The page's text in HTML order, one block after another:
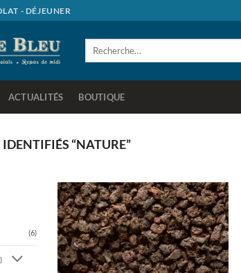
- DÉJEUNER
Recherche
ACTUALITÉS BOUTIQUE
“NATURE”
(6)
Ajouter
à la
wishlist